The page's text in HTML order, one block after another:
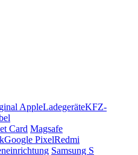
AppleLadegeräteKFZ-
Card Magsafe
Google PixelRedmi
Samsung S